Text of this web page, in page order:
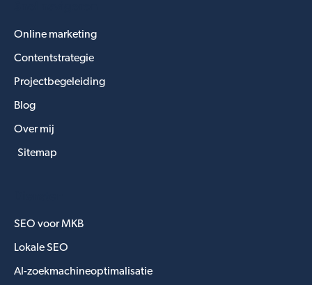
Online marketing
Contentstrategie
Projectbegeleiding
Blog
Over mij
Sitemap
SEO voor MKB
Lokale SEO
AI-zoekmachineoptimalisatie